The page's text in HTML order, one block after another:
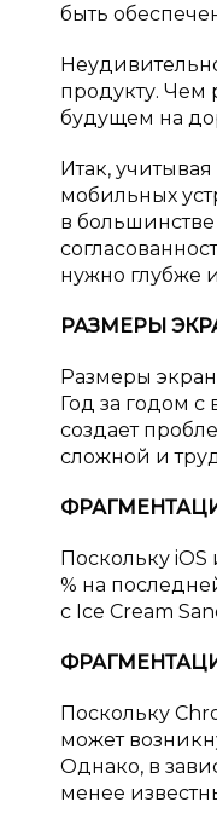
быть
продукту. Чем
будущем на
Итак,
мобильных
в
нужно глубже
РАЗМЕРЫ
Размеры
Год за годом
создает
сложной и
Поскольку
% на
с Ice Cream
Поскольку
может
Однако, в
менее